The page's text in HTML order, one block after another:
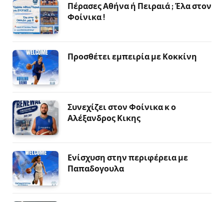
Πέρασες Αθήνα ή Πειραιά ; Έλα στον
Φοίνικα !
Προσθέτει εμπειρία με Κοκκίνη
Συνεχίζει στον Φοίνικα κ ο
Αλέξανδρος Κικης
Ενίσχυση στην περιφέρεια με
Παπαδογουλα